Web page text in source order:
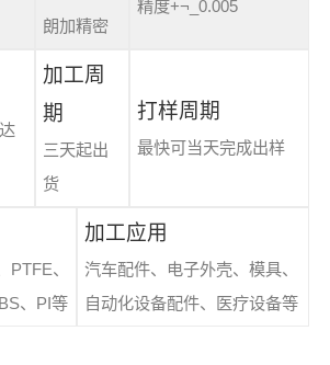
朗加精密
精度+¬_0.005
加工周
期
三天起出
货
打样周期
最快可当天完成出样
、
、PI等
加工应用
汽车配件、电子外壳、模具、
自动化设备配件、医疗设备等